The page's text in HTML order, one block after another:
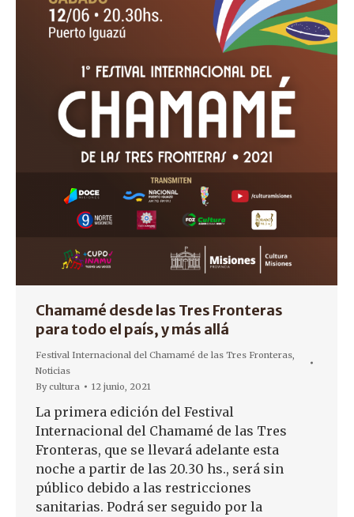
Chamamé desde las Tres Fronteras
para todo el país, y más allá
Festival Internacional del Chamamé de las Tres Fronteras,
Noticias
Bycultura 12 junio, 2021
La primera edición del Festival
Internacional del Chamamé de las Tres
Fronteras, que se llevará adelante esta
noche a partir de las 20.30 hs., será sin
público debido a las restricciones
sanitarias. Podrá ser seguido por la